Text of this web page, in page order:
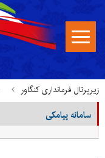
زیرپرتال فرمانداری کنگاور
سامانه پیامکی
سامانه پیامکی